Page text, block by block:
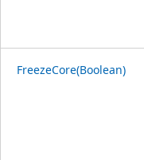
FreezeCore(Boolean)